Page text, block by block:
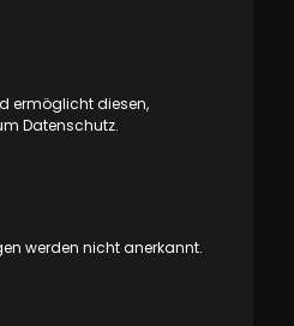
ermöglicht diesen,
Datenschutz.
werden nicht anerkannt.